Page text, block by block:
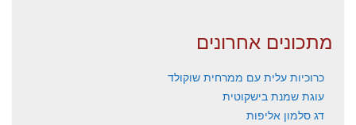
מתכונים אחרונים
כרוכיות עלית עם ממרחית שוקולד
עוגת שמנת בישקוטית
דג סלמון אליפות